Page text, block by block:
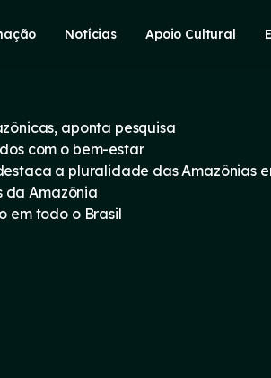
Notícias Apoio Cultural
aponta pesquisa
com o bem-estar
a pluralidade das Amazônias
da Amazônia
em todo o Brasil